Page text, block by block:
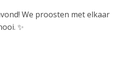
We proosten met elkaar
✨